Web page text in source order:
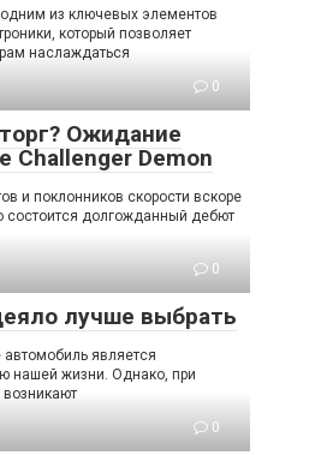
из ключевых элементов
который позволяет
наслаждаться
0
Ожидание
Challenger Demon
и поклонников скорости вскоре
состоится долгожданный дебют
0
лучше выбрать
является
нашей жизни. Однако, при
0